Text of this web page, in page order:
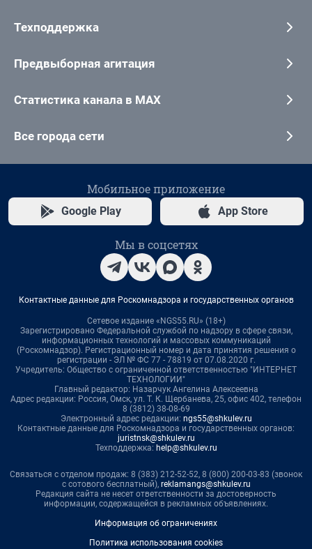
Техподдержка
Предвыборная агитация
Статистика канала в MAX
Все города сети
Мобильное приложение
Google Play App Store
Мы в соцсетях
Контактные данные для Роскомнадзора и государственных органов
Сетевое издание «NGS55.RU» (18+)
Зарегистрировано Федеральной службой по надзору в сфере связи,
информационных технологий и массовых коммуникаций
(Роскомнадзор). Регистрационный номер и дата принятия решения о
регистрации - ЭЛ № ФС 77 - 78819 от 07.08.2020 г.
Учредитель: Общество с ограниченной ответственностью "ИНТЕРНЕТ
ТЕХНОЛОГИИ"
Главный редактор: Назарчук Ангелина Алексеевна
Адрес редакции: Россия, Омск, ул. Т. К. Щербанева, 25, офис 402, телефон
8 (3812) 38-08-69
Электронный адрес редакции: ngs55@shkulev.ru
Контактные данные для Роскомнадзора и государственных органов:
juristnsk@shkulev.ru
Техподдержка: help@shkulev.ru
Связаться с отделом продаж: 8 (383) 212-52-52, 8 (800) 200-03-83 (звонок
с сотового бесплатный), reklamangs@shkulev.ru
Редакция сайта не несет ответственности за достоверность
информации, содержащейся в рекламных объявлениях.
Информация об ограничениях
Политика использования cookies